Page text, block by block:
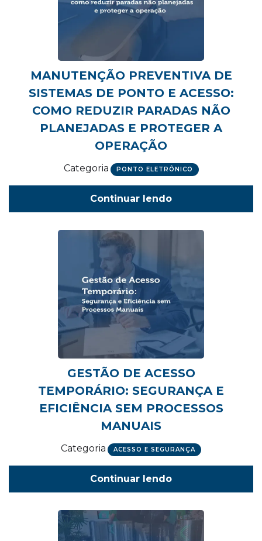
MANUTENÇÃO PREVENTIVA DE
SISTEMAS DE PONTO E ACESSO:
COMO REDUZIR PARADAS NÃO
PLANEJADAS E PROTEGER A
OPERAÇÃO
Categoria PONTO ELETRÔNICO
Continuar lendo
GESTÃO DE ACESSO
TEMPORÁRIO: SEGURANÇA E
EFICIÊNCIA SEM PROCESSOS
MANUAIS
Categoria ACESSO E SEGURANÇA
Continuar lendo